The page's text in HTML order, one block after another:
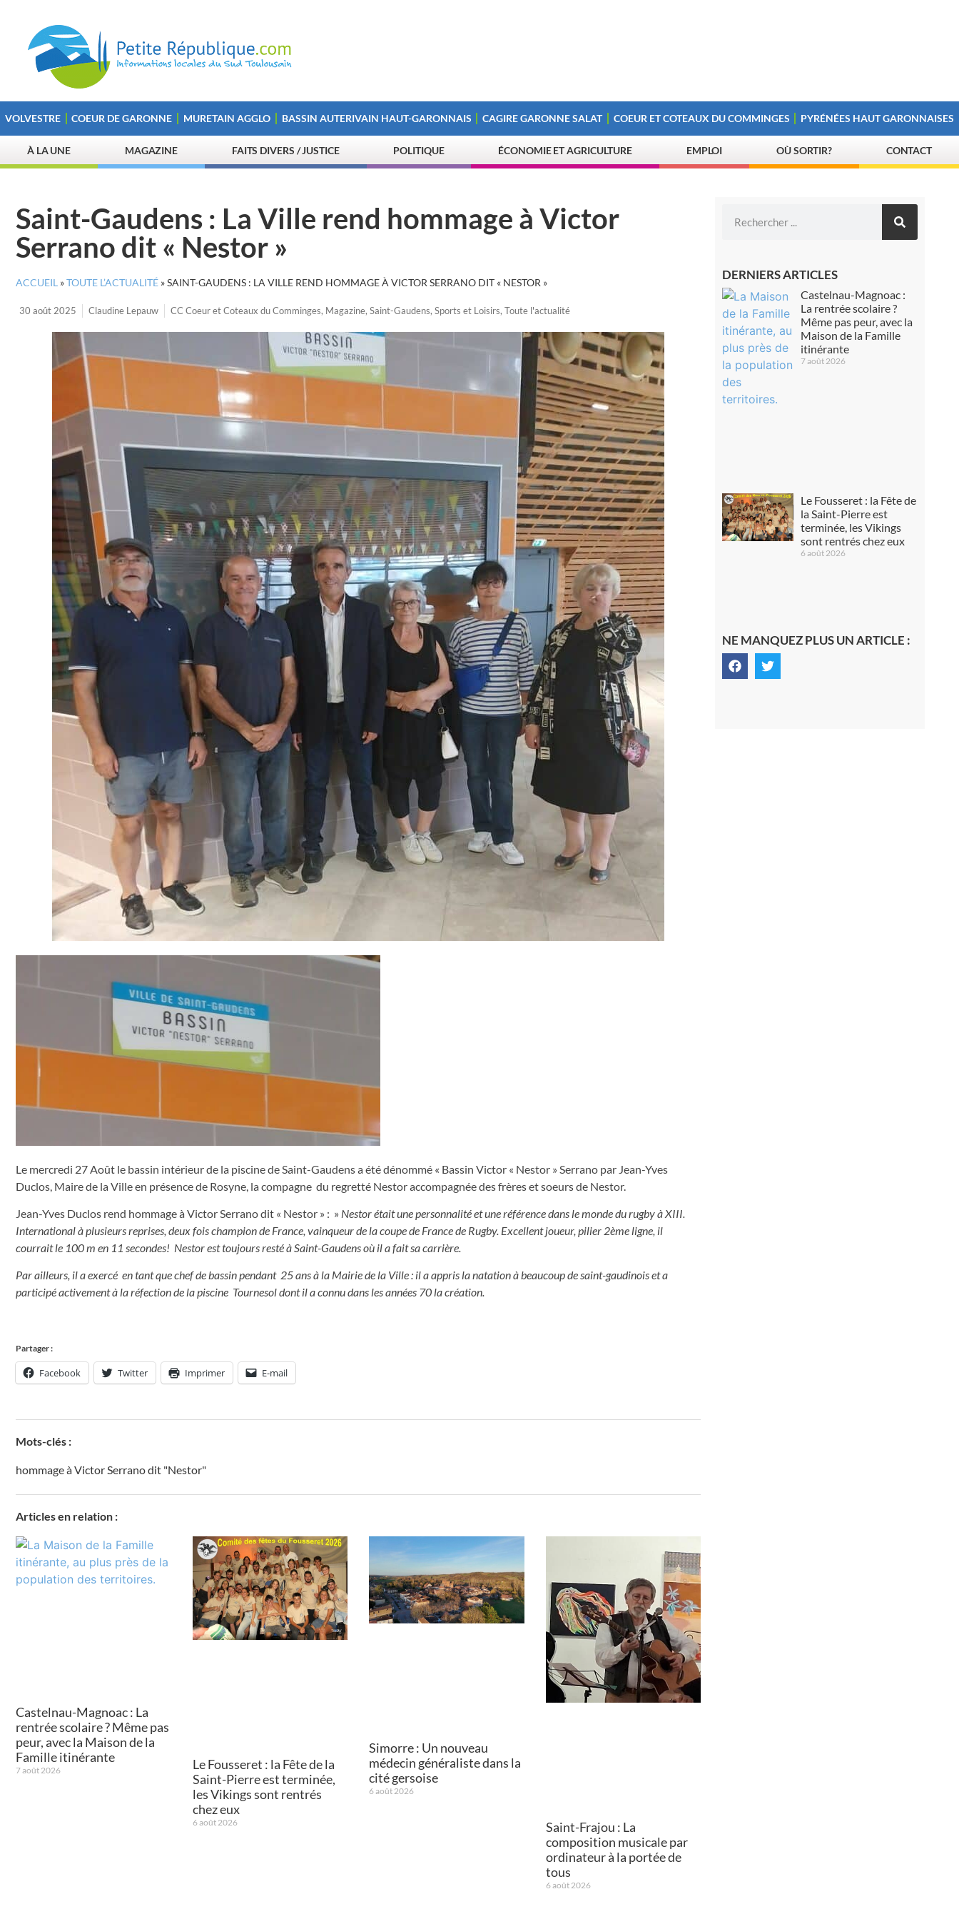
VOLVESTRE COEUR DE GARONNE MURETAIN AGGLO BASSIN AUTERIVAIN HAUT-GARONNAIS CAGIRE GARONNE SALAT COEUR ET COTEAUX DU COMMINGES PYRÉNÉES HAUT GARONNAISES
À LA UNE MAGAZINE FAITS DIVERS / JUSTICE POLITIQUE ÉCONOMIE ET AGRICULTURE EMPLOI OÙ SORTIR? CONTACT
Saint-Gaudens : La Ville rend hommage à Victor
Serrano dit « Nestor »
ACCUEIL »TOUTE L’ACTUALITÉ »SAINT-GAUDENS : LA VILLE REND HOMMAGE À VICTOR SERRANO DIT « NESTOR »
30 août 2025 Claudine Lepauw CC Coeur et Coteaux du Comminges, Magazine, Saint-Gaudens, Sports et Loisirs, Toute l'actualité
Le mercredi 27 Août le bassin intérieur de la piscine de Saint-Gaudens a été dénommé « Bassin Victor « Nestor » Serrano par Jean-Yves
Duclos, Maire de la Ville en présence de Rosyne, la compagne du regretté Nestor accompagnée des frères et soeurs de Nestor.
Jean-Yves Duclos rend hommage à Victor Serrano dit « Nestor » : » Nestor était une personnalité et une référence dans le monde du rugby à XIII.
International à plusieurs reprises, deux fois champion de France, vainqueur de la coupe de France de Rugby. Excellent joueur, pilier 2ème ligne, il
courrait le 100 m en 11 secondes! Nestor est toujours resté à Saint-Gaudens où il a fait sa carrière.
Par ailleurs, il a exercé en tant que chef de bassin pendant 25 ans à la Mairie de la Ville : il a appris la natation à beaucoup de saint-gaudinois et a
participé activement à la réfection de la piscine Tournesol dont il a connu dans les années 70 la création.
Partager :
Facebook Twitter Imprimer E-mail
Mots-clés :
hommage à Victor Serrano dit "Nestor"
Articles en relation :
Castelnau-Magnoac : La
rentrée scolaire ? Même pas
peur, avec la Maison de la
Famille itinérante
7 août 2026
Le Fousseret : la Fête de la
Saint-Pierre est terminée,
les Vikings sont rentrés
chez eux
6 août 2026
Simorre : Un nouveau
médecin généraliste dans la
cité gersoise
6 août 2026
Saint-Frajou : La
composition musicale par
ordinateur à la portée de
tous
6 août 2026
DERNIERS ARTICLES
Castelnau-Magnoac :
La rentrée scolaire ?
Même pas peur, avec la
Maison de la Famille
itinérante
7 août 2026
Le Fousseret : la Fête de
la Saint-Pierre est
terminée, les Vikings
sont rentrés chez eux
6 août 2026
NE MANQUEZ PLUS UN ARTICLE :